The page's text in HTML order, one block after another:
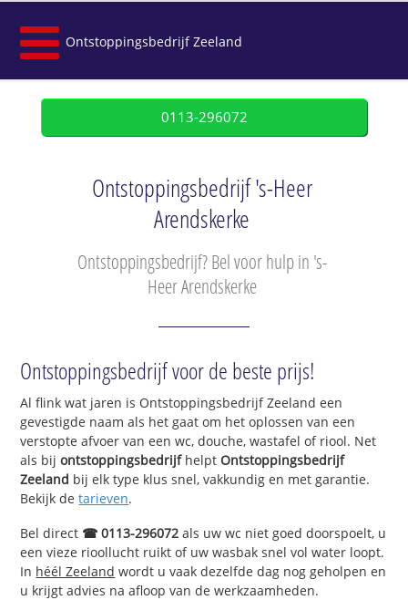
Ontstoppingsbedrijf Zeeland
0113-296072
Ontstoppingsbedrijf 's-Heer
Arendskerke
Ontstoppingsbedrijf? Bel voor hulp in 's-
Heer Arendskerke
Ontstoppingsbedrijf voor de beste prijs!
Al flink wat jaren is Ontstoppingsbedrijf Zeeland een
gevestigde naam als het gaat om het oplossen van een
verstopte afvoer van een wc, douche, wastafel of riool. Net
als bijontstoppingsbedrijfhelptOntstoppingsbedrijf
Zeeland bij elk type klus snel, vakkundig en met garantie.
Bekijk detarieven.
Bel direct ☎ 0113-296072 als uw wc niet goed doorspoelt, u
een vieze rioollucht ruikt of uw wasbak snel vol water loopt.
In héél Zeeland wordt u vaak dezelfde dag nog geholpen en
u krijgt advies na afloop van de werkzaamheden.